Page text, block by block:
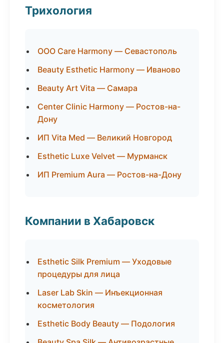
Трихология
ООО Care Harmony — Севастополь
Beauty Esthetic Harmony — Иваново
Beauty Art Vita — Самара
Center Clinic Harmony — Ростов-на-
Дону
ИП Vita Med — Великий Новгород
Esthetic Luxe Velvet — Мурманск
ИП Premium Aura — Ростов-на-Дону
Компании в Хабаровск
Esthetic Silk Premium — Уходовые
процедуры для лица
Laser Lab Skin — Инъекционная
косметология
Esthetic Body Beauty — Подология